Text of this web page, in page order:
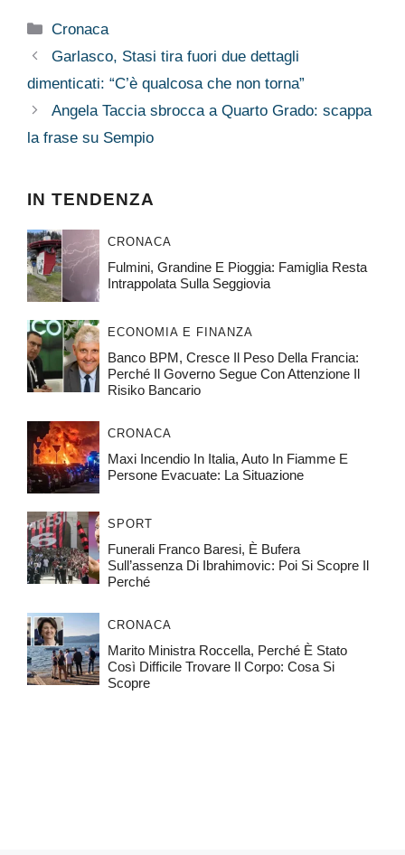
Categorie
Cronaca
Garlasco, Stasi tira fuori due dettagli
dimenticati: “C’è qualcosa che non torna”
Angela Taccia sbrocca a Quarto Grado: scappa
la frase su Sempio
IN TENDENZA
CRONACA
Fulmini, Grandine E Pioggia: Famiglia Resta
Intrappolata Sulla Seggiovia
ECONOMIA E FINANZA
Banco BPM, Cresce Il Peso Della Francia:
Perché Il Governo Segue Con Attenzione Il
Risiko Bancario
CRONACA
Maxi Incendio In Italia, Auto In Fiamme E
Persone Evacuate: La Situazione
SPORT
Funerali Franco Baresi, È Bufera
Sull’assenza Di Ibrahimovic: Poi Si Scopre Il
Perché
CRONACA
Marito Ministra Roccella, Perché È Stato
Così Difficile Trovare Il Corpo: Cosa Si
Scopre